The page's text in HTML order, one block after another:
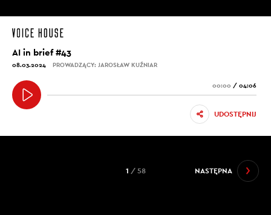
AI in brief #43
08.03.2024 PROWADZĄCY: JAROSŁAW KUŹNIAR
00:00 / 04:06
UDOSTĘPNIJ
NASTĘPNA
1 / 58